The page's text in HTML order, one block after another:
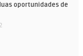
oportunidades de